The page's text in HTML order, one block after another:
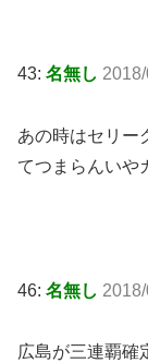
43: 名無し
あの時はセリー
てつまらんいや
46: 名無し
広島が三連覇確